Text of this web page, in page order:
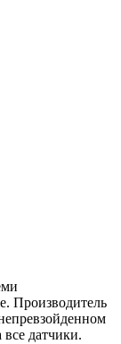
Производитель
все датчики.